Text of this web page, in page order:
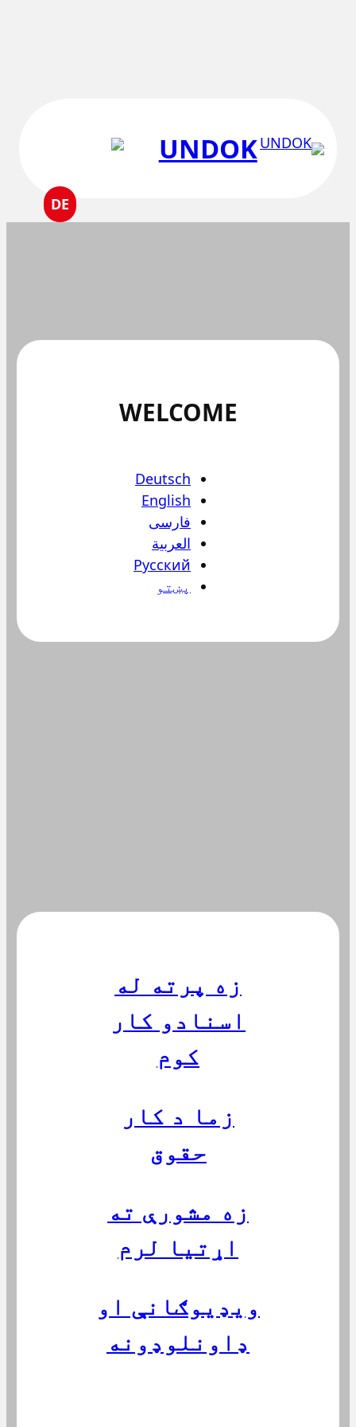
content
UNDOK
DE
WELCOME
Deutsch
English
فارسی
العربية
Русский
پښتو
زه پرته له
اسنادو کار
کوم
زما د کار
حقوق
زه مشورې ته
اړتیا لرم
ویډیوګانې او
ډاونلوډونه